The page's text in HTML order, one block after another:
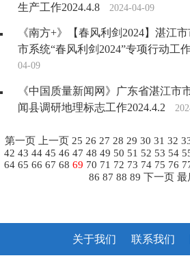
生产工作2024.4.8
2024-04-09
《南方+》【春风利剑2024】湛江
市系统“春风利剑2024”专项行动工
04-09
《中国质量新闻网》广东省湛江市
闻县调研地理标志工作2024.4.2
第一页 上一页 25 26 27 28 29 30 31 32
42 43 44 45 46 47 48 49 50 51 52 53 54
64 65 66 67 68 69 70 71 72 73 74 75 76
86 87 88 89 下一页 最
关于我们 联系我们